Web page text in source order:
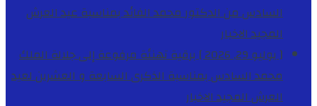
السادس من الدكتور محمد الفائد بمناسبة عيد العرش
المجيدالاخبار
[ يوليو 29, 2026 ]
برقية تهنئة مرفوعة إلى جلالة الملك
محمد السادس بمناسبة الذكرى السابعة و العشرين لعيد
العرش المجيدالاخبار